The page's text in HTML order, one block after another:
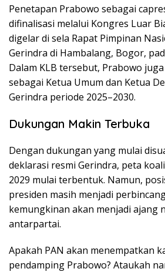
Penetapan Prabowo sebagai
difinalisasi melalui Kongres Luar
digelar di sela Rapat Pimpinan
Gerindra di Hambalang, Bogor,
Dalam KLB tersebut, Prabowo
sebagai Ketua Umum dan Ketua
Gerindra periode 2025–2030.
Dukungan Makin Terbuka
Dengan dukungan yang mulai
deklarasi resmi Gerindra, peta
2029 mulai terbentuk. Namun,
presiden masih menjadi
kemungkinan akan menjadi ajang
antarpartai.
Apakah PAN akan menempatkan
pendamping Prabowo? Ataukah